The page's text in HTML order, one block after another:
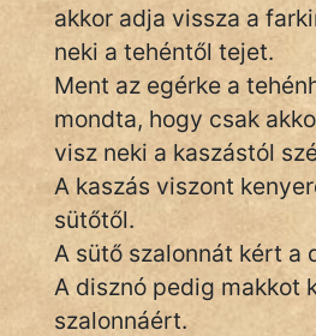
Vers
IRODALOM
SZÓLÁS
És
KÖZMONDÁS
akkor adja vissza a
neki a tehéntől tejet.
Ment az egérke a
mondta, hogy csak
visz neki a kaszástól
A kaszás viszont
sütőtől.
A sütő szalonnát kért a
A disznó pedig makkot
szalonnáért.